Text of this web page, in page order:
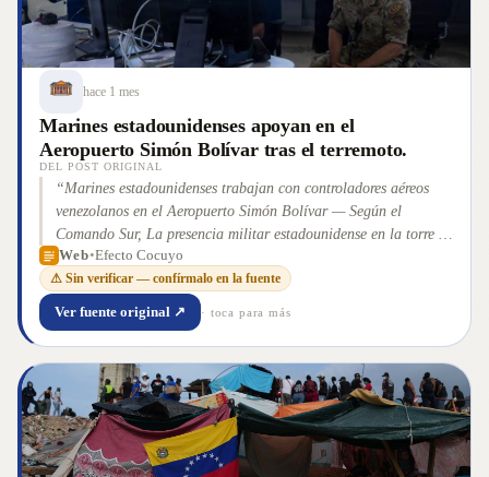
hace 1 mes
Marines estadounidenses apoyan en el
Aeropuerto Simón Bolívar tras el terremoto.
DEL POST ORIGINAL
“Marines estadounidenses trabajan con controladores aéreos
venezolanos en el Aeropuerto Simón Bolívar — Según el
Comando Sur, La presencia militar estadounidense en la torre de
control responde a labores de apoyo tras el terremoto
Web•Efecto Cocuyo
⚠ Sin verificar — confírmalo en la fuente
Ver fuente original ↗ · toca para más